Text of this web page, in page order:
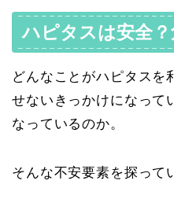
ハピタスは安全
どんなことがハピタスを
せないきっかけになって
なっているのか。
そんな不安要素を探って